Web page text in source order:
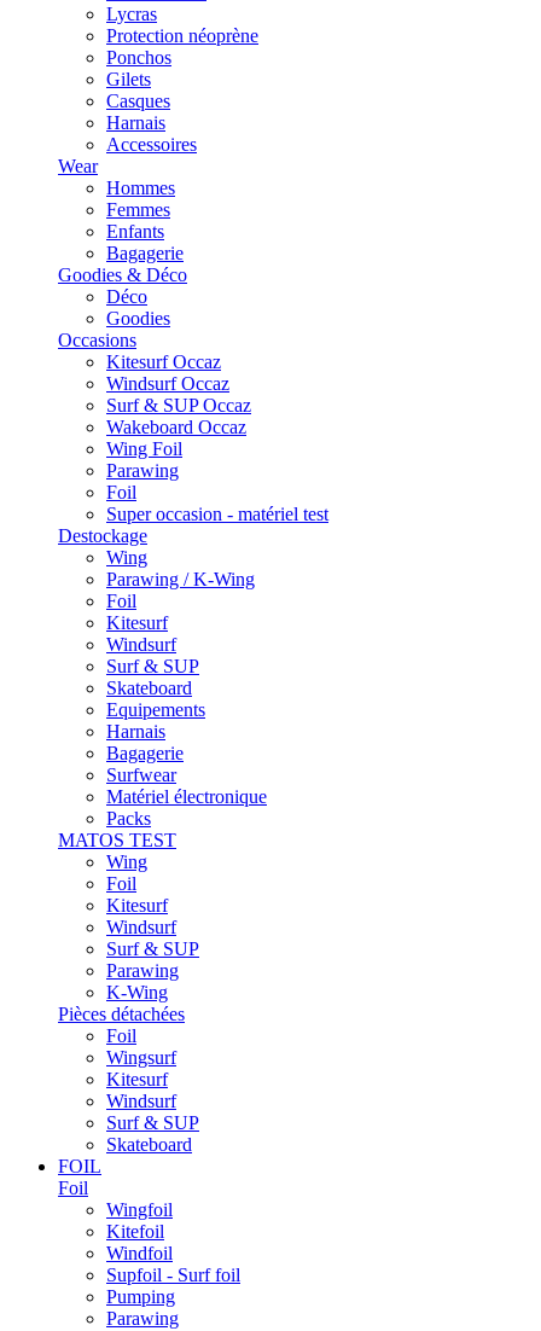
Lycras
Protection néoprène
Ponchos
Gilets
Casques
Harnais
Accessoires
Wear
Hommes
Femmes
Enfants
Bagagerie
Goodies & Déco
Déco
Goodies
Occasions
Kitesurf Occaz
Windsurf Occaz
Surf & SUP Occaz
Wakeboard Occaz
Wing Foil
Parawing
Foil
Super occasion - matériel test
Destockage
Wing
Parawing / K-Wing
Foil
Kitesurf
Windsurf
Surf & SUP
Skateboard
Equipements
Harnais
Bagagerie
Surfwear
Matériel électronique
Packs
MATOS TEST
Wing
Foil
Kitesurf
Windsurf
Surf & SUP
Parawing
K-Wing
Pièces détachées
Foil
Wingsurf
Kitesurf
Windsurf
Surf & SUP
Skateboard
FOIL
Foil
Wingfoil
Kitefoil
Windfoil
Supfoil - Surf foil
Pumping
Parawing